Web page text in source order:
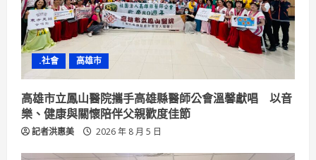
d
i
n
g
.社會 高雄市
高雄市立鳳山醫院攜手高雄縣醫師公會溫馨獻唱 以音
樂、健康與關懷陪伴父親歡度佳節
記者洪惠美 2026 年 8 月 5 日